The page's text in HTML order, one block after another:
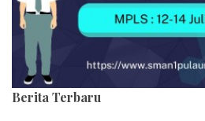
Berita Terbaru